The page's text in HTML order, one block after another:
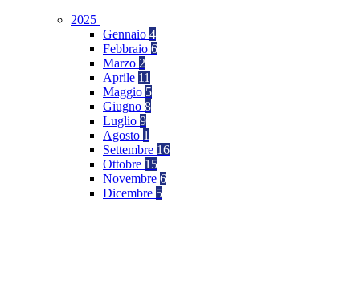
2025
Gennaio 4
Febbraio 6
Marzo 2
Aprile 11
Maggio 5
Giugno 8
Luglio 9
Agosto 1
Settembre 16
Ottobre 15
Novembre 6
Dicembre 5